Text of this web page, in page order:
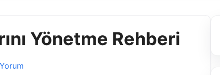
Yönetme Rehberi